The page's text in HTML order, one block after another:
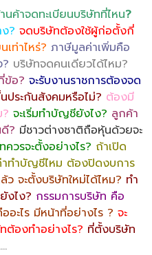
ค้าจดทะเบียนบริษัทที่ไหน?
? จดบริษัทต้องใช้ผู้ก่อตั้งกี่
ท่าไหร่? ภาษีมูลค่าเพิ่มคือ
บริษัทจดคนเดียวได้ไหม?
ข้อ? จะรับงานราชการต้องจด
ประกันสังคมหรือไม่? ต้องมี
จะเริ่มทำบัญชียังไง? ลูกค้า
? มีชาวต่างชาติถือหุ้นด้วยจะ
วรจะตั้งอย่างไร? ถ้าเปิด
ทำบัญชีไหม ต้องปิดงบการ
ว จะตั้งบริษัทใหม่ได้ไหม? ทำ
งไง? กรรมการบริษัท คือ
อะไร มีหน้าที่อย่างไร ? จะ
ต้องทำอย่างไร? ที่ตั้งบริษัท